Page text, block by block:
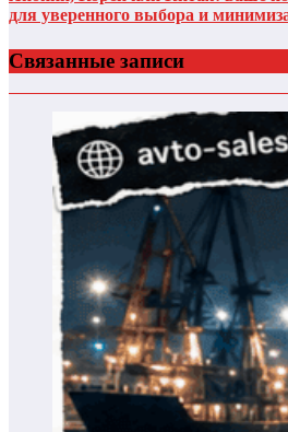
для уверенного выбора и
Связанные записи